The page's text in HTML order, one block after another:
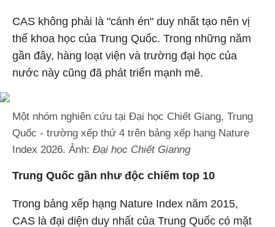
CAS không phải là "cánh én" duy nhất tạo nên vị
thế khoa học của Trung Quốc. Trong những năm
gần đây, hàng loạt viện và trường đại học của
nước này cũng đã phát triển mạnh mẽ.
Một nhóm nghiên cứu tại Đại học Chiết Giang, Trung
Quốc - trường xếp thứ 4 trên bảng xếp hạng Nature
Index 2026. Ảnh: Đại học Chiết Gianng
Trung Quốc gần như độc chiếm top 10
Trong bảng xếp hạng Nature Index năm 2015,
CAS là đại diện duy nhất của Trung Quốc có mặt